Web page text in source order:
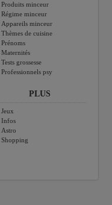
Produits minceur
Régime minceur
Appareils minceur
Thèmes de cuisine
Prénoms
Maternités
Tests grossesse
Professionnels psy
PLUS
Jeux
Infos
Astro
Shopping